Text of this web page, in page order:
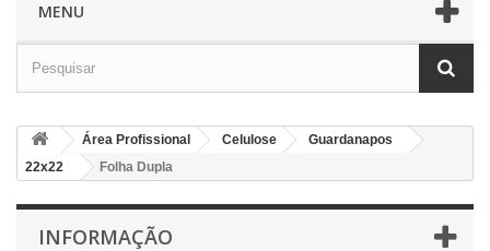
MENU
Área Profissional Celulose
Guardanapos
22x22
Folha Dupla
INFORMAÇÃO